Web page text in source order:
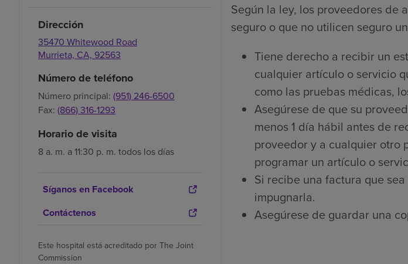
Dirección
35470 Whitewood Road
Murrieta, CA, 92563
Número de teléfono
Número principal: (951) 246-6500
Fax: (866) 316-1293
Horario de visita
8 a. m. a 11:30 p. m. todos los días
Síganos en Facebook
Contáctenos
Este hospital está acreditado por The Joint
Commission
Según la ley, los proveedores de
seguro o que no utilicen seguro
Tiene derecho a recibir un
cualquier artículo o servicio
como las pruebas médicas,
Asegúrese de que su
menos 1 día hábil antes de
proveedor y a cualquier otro
programar un artículo o
Si recibe una factura que
impugnarla.
Asegúrese de guardar una